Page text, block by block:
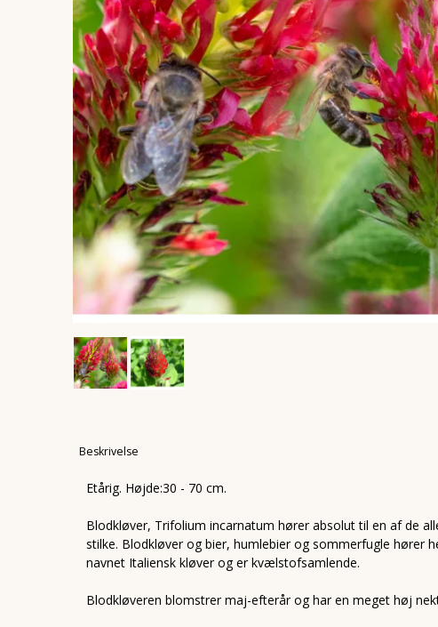
Beskrivelse
Etårig. Højde:30 - 70 cm.
Blodkløver, Trifolium incarnatum hører absolut til en af de
stilke. Blodkløver og bier, humlebier og sommerfugle hører
navnet Italiensk kløver og er kvælstofsamlende.
Blodkløveren blomstrer maj-efterår og har en meget høj